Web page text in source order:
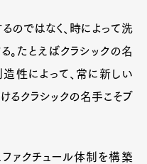
のではなく、時によって洗
たとえばクラシックの名
性によって、常に新しい
るクラシックの名手こそブ
ァクチュール体制を構築